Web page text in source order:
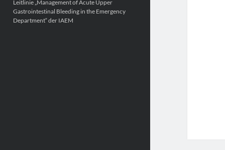
Leitlinie „Management of Acute Upper
Gastrointestinal Bleeding in the Emergency
Department“ der IAEM